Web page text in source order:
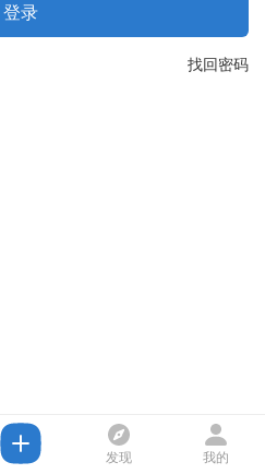
登录
找回密码
发现 我的